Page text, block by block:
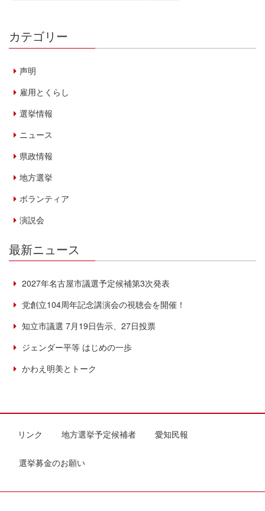
カテゴリー
声明
雇用とくらし
選挙情報
ニュース
県政情報
地方選挙
ボランティア
演説会
最新ニュース
2027年名古屋市議選予定候補第3次発表
党創立104周年記念講演会の視聴会を開催！
知立市議選 7月19日告示、27日投票
ジェンダー平等 はじめの一歩
かわえ明美とトーク
リンク 地方選挙予定候補者 愛知民報
選挙募金のお願い